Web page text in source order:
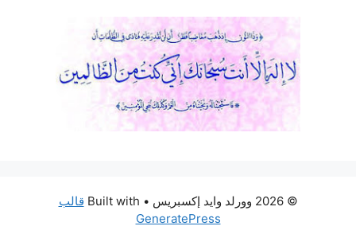
© 2026 وورلد وايد إكسبريس • Built with
قالب
GeneratePress